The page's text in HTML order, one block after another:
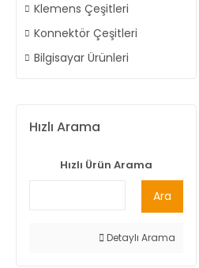
Klemens Çeşitleri
Konnektör Çeşitleri
Bilgisayar Ürünleri
Hızlı Arama
Hızlı Ürün Arama
Ara
Detaylı Arama